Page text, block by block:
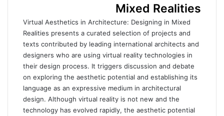
Mixed Realities
Virtual Aesthetics in Architecture: Designing in Mixed
Realities presents a curated selection of projects and
texts contributed by leading international architects and
designers who are using virtual reality technologies in
their design process. It triggers discussion and debate
on exploring the aesthetic potential and establishing its
language as an expressive medium in architectural
design. Although virtual reality is not new and the
technology has evolved rapidly, the aesthetic potential